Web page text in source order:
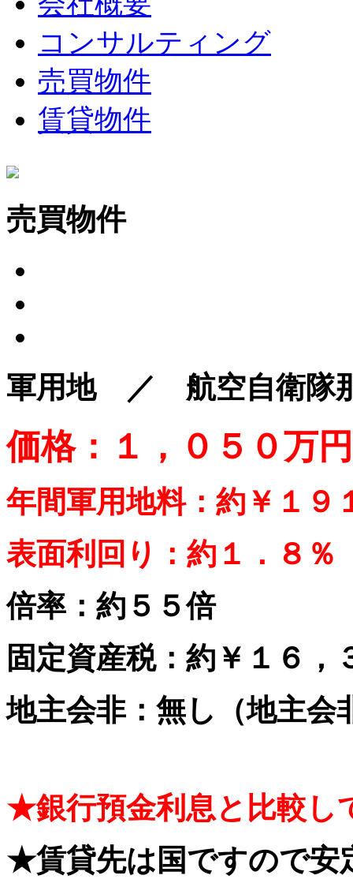
コンサルティング
売買物件
賃貸物件
売買物件
軍用地 ／ 航空自衛隊
価格：１，０５０万円
年間軍用地料：約￥１９
表面利回り：約１．８％
倍率：約５５倍
固定資産税：約￥１６，
地主会非：無し（地主会
★銀行預金利息と比較し
★賃貸先は国ですので安